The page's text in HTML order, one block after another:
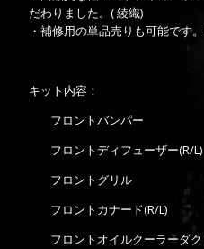
だわりました。( 綾織)
・補修用の単品売りも可能です
キット内容：
フロントバンパー
フロントディフューザー(R/L)
フロントグリル
フロントカナード(R/L)
フロントオイルクーラーダク